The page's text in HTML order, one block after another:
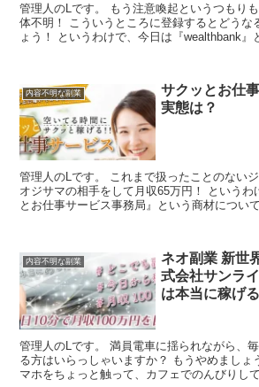
管理人のLです。 もう注意喚起というつもり
体不明！ こういうところに登録するとどうな
ょう！ というわけで、今日は『wealthbank』
内容不明な副業
サクッとお仕
実態は？
管理人のLです。 これまで扱ったことのない
オジサマの相手をして月収65万円！ というわ
とお仕事サービス事務局』という商材につい
内容不明な副業
ネオ副業 新世
式会社サンラ
は本当に稼げ
管理人のLです。 満員電車に揺られながら、
る方はいらっしゃいますか？ もうやめましょ
マホをちょっと触って、カフェでのんびりし